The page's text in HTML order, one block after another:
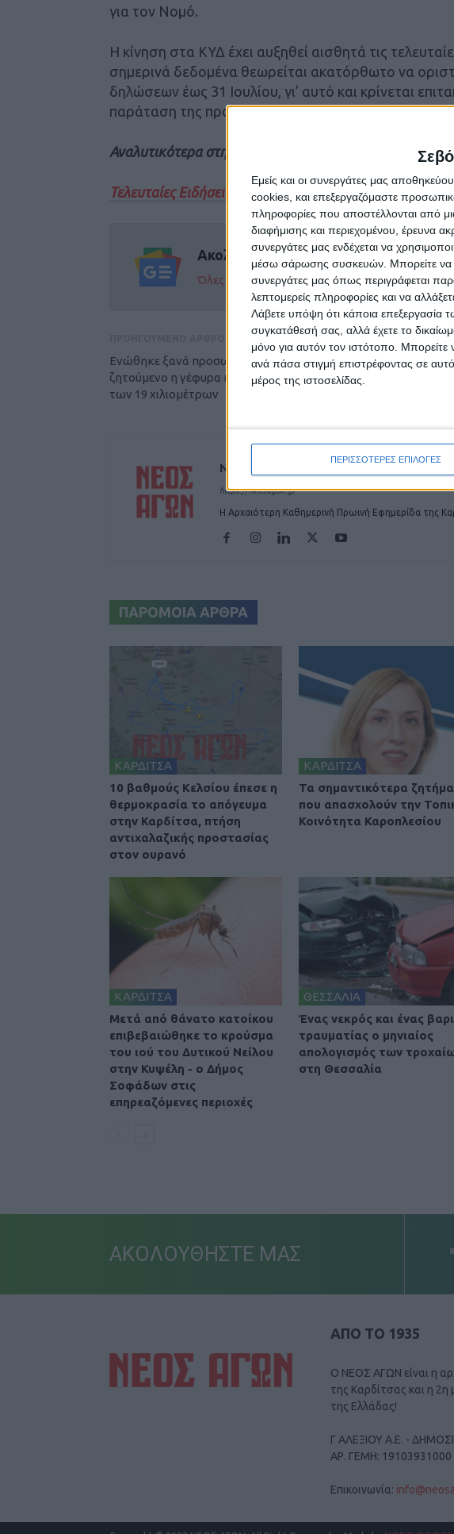
Εμείς και οι συνεργάτες μας
cookies, και επεξεργαζόμαστε
πληροφορίες που αποστέλλονται από
διαφήμισης και περιεχομένου, έρευνα
συνεργάτες μας ενδέχεται να
μέσω σάρωσης συσκευών. Μπορείτε να
συνεργάτες μας όπως περιγράφεται
λεπτομερείς πληροφορίες και να
Λάβετε υπόψη ότι κάποια επεξεργασία
συγκατάθεσή σας, αλλά έχετε το
μόνο για αυτόν τον ιστότοπο. Μπορείτε
ανά πάσα στιγμή επιστρέφοντας σε
μέρος της ιστοσελίδας.
ΠΕΡΙΣΣΟΤΕΡΕΣ ΕΠΙΛΟΓΕΣ
για τον Νομό.
Η κίνηση στα ΚΥΔ έχει αυξηθεί αισθητά τις
σημερινά δεδομένα θεωρείται ακατόρθωτο να
δηλώσεων έως 31 Ιουλίου, γι’ αυτό και κρίνεται
παράταση της προθεσμίας. Ανάλογη είναι η εικόνα
Αναλυτικότερα στην εφημερίδα Νέος Αγών
Τελευταίες Ειδήσεις Σήμερα
Ακολούθησε την εφημερίδα ΝΕΟΣ
Όλες οι εξελίξεις στην περιοχή της Καρδίτσας
Ενώθηκε ξανά προσωρινά ο Παραμεγδόβιος,
ζητούμενο η γέφυρα και η ασφαλτόστρωση
των 19 χιλιομέτρων
ΝΕΟΣ ΑΓΩΝ
https://neosagon.gr
Η Αρχαιότερη Καθημερινή Πρωινή Εφημερίδα της
ΠΑΡΟΜΟΙΑ ΑΡΘΡΑ
ΚΑΡΔΙΤΣΑ
10 βαθμούς Κελσίου έπεσε η
θερμοκρασία το απόγευμα
στην Καρδίτσα, πτήση
αντιχαλαζικής προστασίας
στον ουρανό
ΚΑΡΔΙΤΣΑ
Τα σημαντικότερα
που απασχολούν την
Κοινότητα Καροπλεσίου
ΚΑΡΔΙΤΣΑ
Μετά από θάνατο κατοίκου
επιβεβαιώθηκε το κρούσμα
του ιού του Δυτικού Νείλου
στην Κυψέλη - ο Δήμος
Σοφάδων στις
επηρεαζόμενες περιοχές
ΘΕΣΣΑΛΙΑ
Ένας νεκρός και ένας
τραυματίας ο μηνιαίος
απολογισμός των
στη Θεσσαλία
ΑΚΟΛΟΥΘΗΣΤΕ ΜΑΣ
ΑΠΟ ΤΟ 1935
Ο ΝΕΟΣ ΑΓΩΝ είναι η
της Καρδίτσας και η 2η
της Ελλάδας!
Γ ΑΛΕΞΙΟΥ Α.Ε. -
ΑΡ. ΓΕΜΗ: 19103931000
Επικοινωνία: